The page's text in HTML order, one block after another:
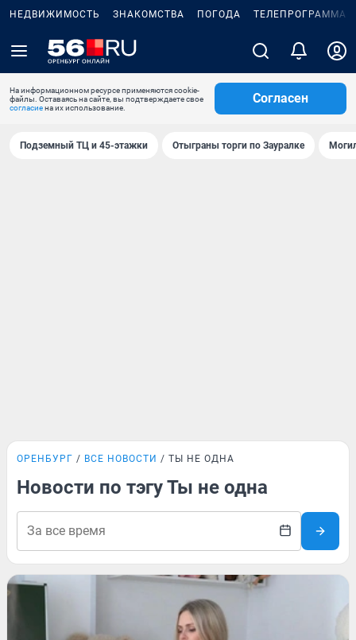
НЕДВИЖИМОСТЬ ЗНАКОМСТВА ПОГОДА ТЕЛЕПРОГРАММА
На информационном ресурсе применяются cookie-
файлы. Оставаясь на сайте, вы подтверждаете свое
согласиена их использование.
Согласен
Подземный ТЦ и 45-этажки Отыграны торги по Зауралке
ОРЕНБУРГ ВСЕ НОВОСТИ ТЫ НЕ ОДНА
Новости по тэгу Ты не одна